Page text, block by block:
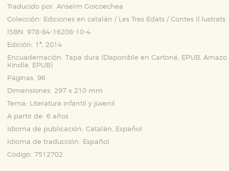
Traducido por: Anselm Goicoechea
Colección:
Ediciones en catalán / Les Tres Edats / Contes Il.lustrats
ISBN: 978-84-16208-10-4
Edición:
1ª, 2014
Encuadernación:
Tapa dura (Disponible enCartoné, EPUB,
Kindle, EPUB)
Páginas: 96
Dimensiones: 297 x 210 mm
Tema:
Literatura infantil y juvenil
A partir de: 6 años
Idioma de publicación: Catalán, Español
Idioma de traducción:
Español
Código: 7512702